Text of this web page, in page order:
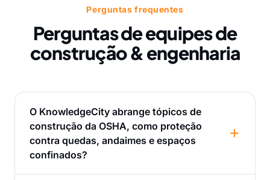
Perguntas frequentes
Perguntas de equipes de
construção & engenharia
O KnowledgeCity abrange tópicos de
construção da OSHA, como proteção
contra quedas, andaimes e espaços
confinados?